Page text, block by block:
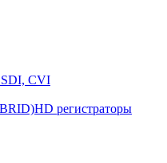
CVI
HD регистраторы